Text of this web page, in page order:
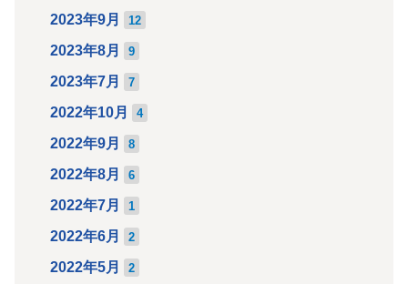
2023年9月 12
2023年8月 9
2023年7月 7
2022年10月 4
2022年9月 8
2022年8月 6
2022年7月 1
2022年6月 2
2022年5月 2